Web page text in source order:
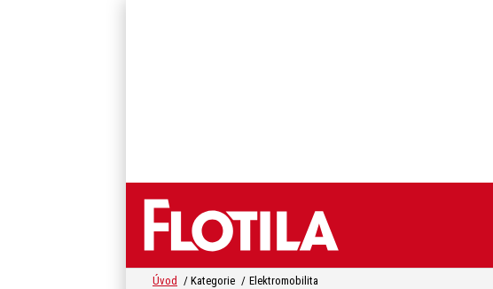
Úvod Kategorie Elektromobilita